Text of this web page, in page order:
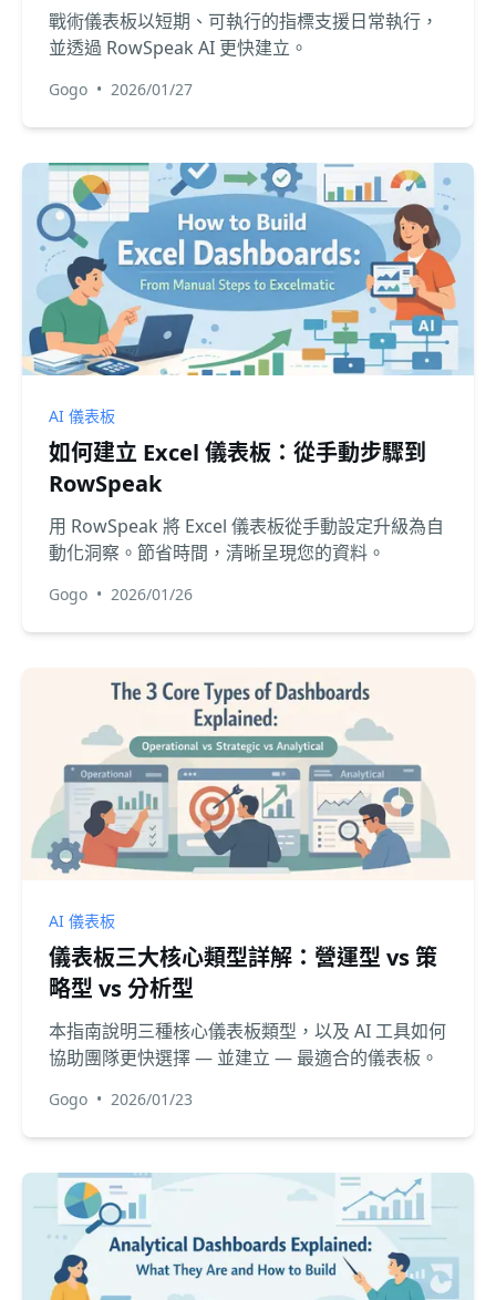
戰術儀表板以短期、可執行的指標支援日常執行，
並透過 RowSpeak AI 更快建立。
Gogo • 2026/01/27
AI 儀表板
如何建立 Excel 儀表板：從手動步驟到
RowSpeak
用 RowSpeak 將 Excel 儀表板從手動設定升級為自
動化洞察。節省時間，清晰呈現您的資料。
Gogo • 2026/01/26
AI 儀表板
儀表板三大核心類型詳解：營運型 vs 策
略型 vs 分析型
本指南說明三種核心儀表板類型，以及 AI 工具如何
協助團隊更快選擇 — 並建立 — 最適合的儀表板。
Gogo • 2026/01/23